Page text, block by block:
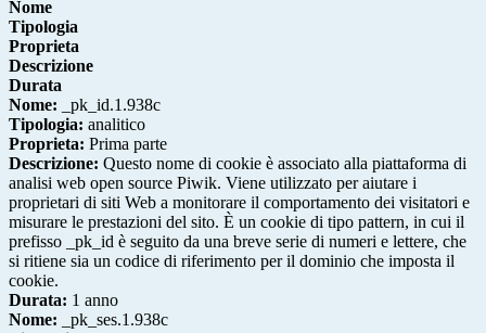
Nome
Tipologia
Proprieta
Descrizione
Durata
Nome: _pk_id.1.938c
Tipologia: analitico
Proprieta: Prima parte
Descrizione: Questo nome di cookie è associato alla piattaforma di
analisi web open source Piwik. Viene utilizzato per aiutare i
proprietari di siti Web a monitorare il comportamento dei visitatori e
misurare le prestazioni del sito. È un cookie di tipo pattern, in cui il
prefisso _pk_id è seguito da una breve serie di numeri e lettere, che
si ritiene sia un codice di riferimento per il dominio che imposta il
cookie.
Durata: 1 anno
Nome: _pk_ses.1.938c